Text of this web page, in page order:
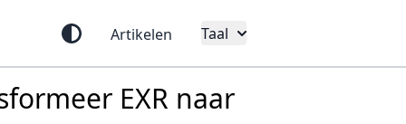
Artikelen Taal
EXR naar